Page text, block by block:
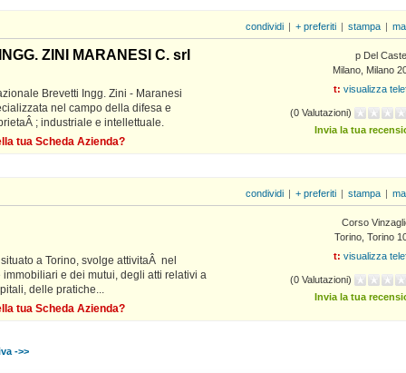
condividi + preferiti stampa
ZINI MARANESI C. srl
Brevetti Ingg. Zini - Maranesi
nel campo della difesa e
; industriale e intellettuale.
tua Scheda Azienda?
p Del
Milano, Milano
t: visualizza
(0 Valutazioni)
Invia la tua
condividi + preferiti stampa
a Torino, svolge attivitaÂ nel
e dei mutui, degli atti relativi a
delle pratiche...
tua Scheda Azienda?
Corso
Torino, Torino
t: visualizza
(0 Valutazioni)
Invia la tua
->>